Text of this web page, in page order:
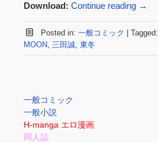
Download: Continue reading →
Posted in: 一般コミック Tagged:
MOON, 三田誠, 東冬
一般コミック
一般小説
H-manga エロ漫画
同人誌